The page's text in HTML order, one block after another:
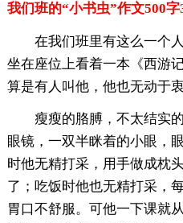
我们班的“小书虫”作文500字
在我们班里有这么一个人
坐在座位上看着一本《西游
算是有人叫他，他也无动于衷
瘦瘦的胳膊，不太结实的
眼镜，一双半眯着的小眼，
时他无精打采，用手做成枕
了；吃饭时他也无精打采，
胃口不舒服。可他一下课就